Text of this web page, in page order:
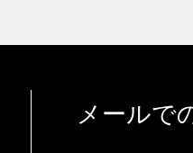
メールで